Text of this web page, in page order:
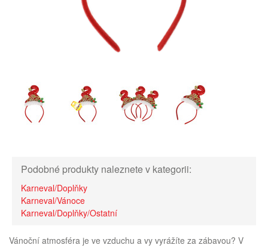
Podobné produkty naleznete v kategorii:
Karneval/Doplňky
Karneval/Vánoce
Karneval/Doplňky/Ostatní
Vánoční atmosféra je ve vzduchu a vy vyrážíte za zábavou? V